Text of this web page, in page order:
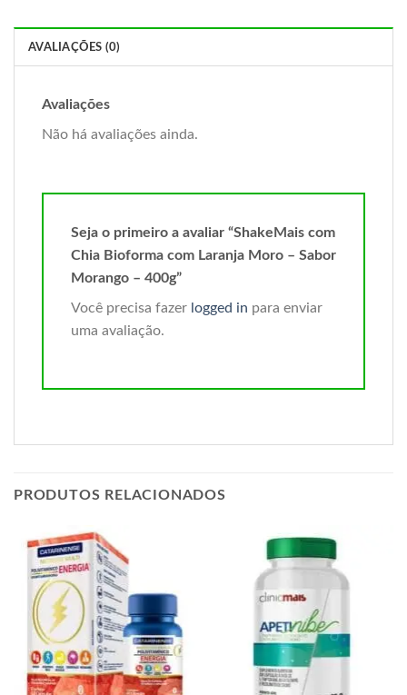
AVALIAÇÕES (0)
Avaliações
Não há avaliações ainda.
Seja o primeiro a avaliar “ShakeMais com
Chia Bioforma com Laranja Moro – Sabor
Morango – 400g”
Você precisa fazer logged in para enviar
uma avaliação.
PRODUTOS RELACIONADOS